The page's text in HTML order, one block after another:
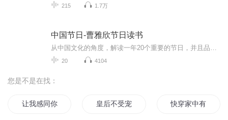
215 1.7万
中国节日-曹雅欣节日读书
20 4104
您是不是在找：
让我感同你的身受 皇后不受宠 快穿家中有只女